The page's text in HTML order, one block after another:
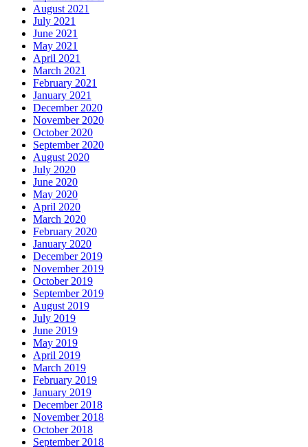
August 2021
July 2021
June 2021
May 2021
April 2021
March 2021
February 2021
January 2021
December 2020
November 2020
October 2020
September 2020
August 2020
July 2020
June 2020
May 2020
April 2020
March 2020
February 2020
January 2020
December 2019
November 2019
October 2019
September 2019
August 2019
July 2019
June 2019
May 2019
April 2019
March 2019
February 2019
January 2019
December 2018
November 2018
October 2018
September 2018